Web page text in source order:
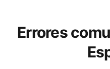
Errores